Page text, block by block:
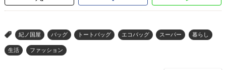
> 紀ノ国屋 バッグ トートバッグ エコバッグ スーパー 暮らし
生活 ファッション